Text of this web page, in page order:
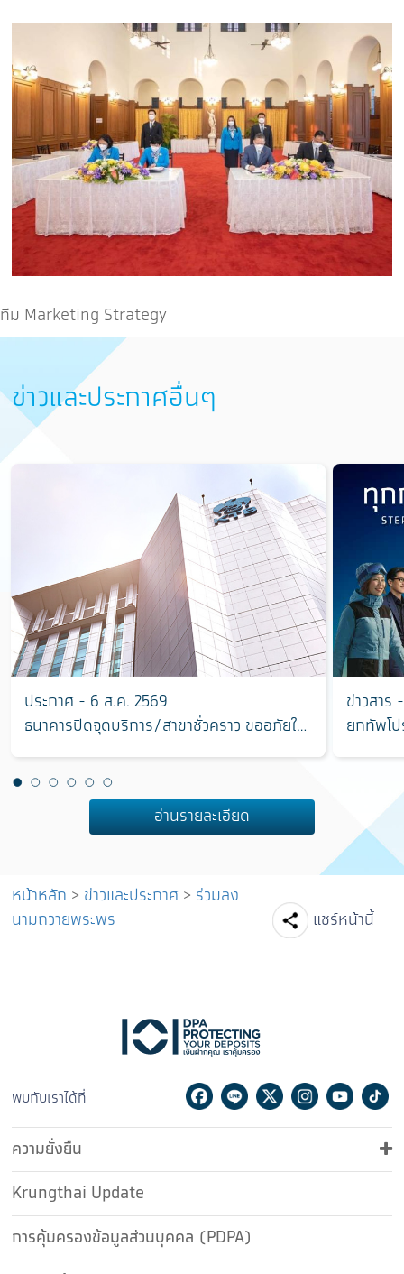
ทีม Marketing Strategy
ข่าวและประกาศอื่นๆ
ประกาศ - 6 ส.ค. 2569
ธนาคารปิดจุดบริการ/สาขาชั่วคราว ขออภัยใน
ข่าวสาร
ยกทัพโป
อ่านรายละเอียด
หน้าหลัก > ข่าวและประกาศ > ร่วมลง
นามถวายพระพร
แชร์หน้านี้
Facebook
Line
พบกับเราได้ที่ Facebook
LineTwitterInstagram
ความยั่งยืน
Krungthai Update
การคุ้มครองข้อมูลส่วนบุคคล (PDPA)